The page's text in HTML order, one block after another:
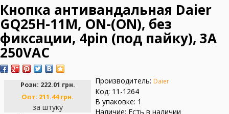
Кнопка антивандальная Daier
GQ25H-11M, ON-(ON), без
фиксации, 4pin (под пайку), 3A
250VAC
Розн: 222.01 грн.
Опт: 211.44 грн.
за штуку
Производитель: Daier
Код: 11-1264
В упаковке: 1
Наличие: Есть в наличии